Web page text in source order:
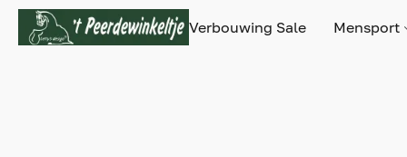
Verbouwing Sale Mensport